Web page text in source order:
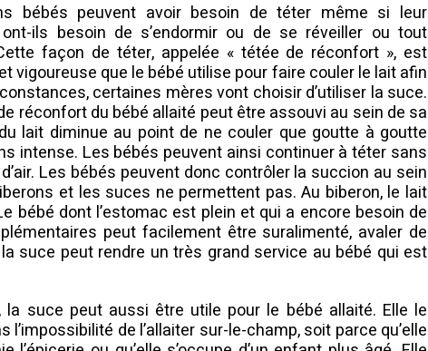
bébés peuvent avoir besoin de téter même si leur
ils besoin de s’endormir ou de se réveiller ou tout
façon de téter, appelée « tétée de réconfort », est
vigoureuse que le bébé utilise pour faire couler le lait afin
certaines mères vont choisir d’utiliser la suce.
réconfort du bébé allaité peut être assouvi au sein de sa
lait diminue au point de ne couler que goutte à goutte
intense. Les bébés peuvent ainsi continuer à téter sans
Les bébés peuvent donc contrôler la succion au sein
et les suces ne permettent pas. Au biberon, le lait
bébé dont l’estomac est plein et qui a encore besoin de
peut facilement être suralimenté, avaler de
suce peut rendre un très grand service au bébé qui est
la suce peut aussi être utile pour le bébé allaité. Elle le
de l’allaiter sur-le-champ, soit parce qu’elle